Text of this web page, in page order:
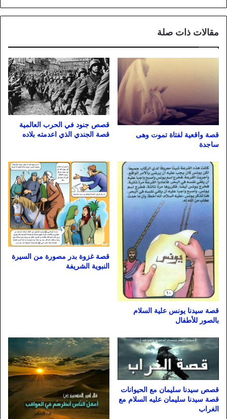
مقالات ذات صلة
قصة واقعية لفتاة تموت وهى
ساجدة
قصص جنود في الحرب العالمية
قصة الجندي الذي اعدمته بلاده
قصة سيدنا يونس علية السلام
بالصور للأطفال
قصة غزوة بدر مصورة من السيرة
النبوية الشريفة
قصص سيدنا سليمان مع الحيوانات
قصة سيدنا سليمان عليه السلام مع
الغراب